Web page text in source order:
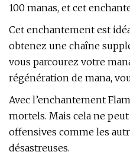
100 manas, et cet
Cet enchantement est
obtenez une chaîne
vous parcourez votre
régénération de mana,
Avec l’enchantement
mortels. Mais cela ne
offensives comme les
désastreuses.